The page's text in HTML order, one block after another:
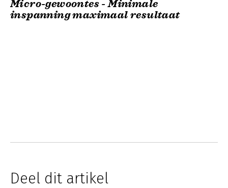
Micro-gewoontes - Minimale
inspanning maximaal resultaat
Deel dit artikel